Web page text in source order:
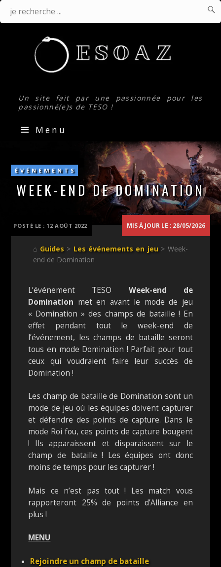
Un site fait par une passionnée pour les
passionné(e)s de TESO !

Menu
ÉVÉNEMENTS
WEEK-END DE DOMINATION
MIS À JOUR LE : 28/05/2026
⌂ Guides > Les événements en jeu> Week-
end de Domination
L’événement TESO Week-end de
Domination met en avant le mode de jeu
« Domination » des champs de bataille ! En
effet pendant tout le week-end de
l’événement, les champs de bataille seront
tous en mode Domination ! Parfait pour tout
ceux qui voudraient faire leur succès de
Domination !
Les champ de bataille de Domination sont un
mode de jeu où les équipes doivent capturer
et défendre des points de capture. Dans le
mode Roi fou, ces points de capture bougent
! Ils apparaissent et disparaissent sur le
champ de bataille ! Les équipes ont donc
moins de temps pour les capturer !
Mais ce n’est pas tout ! Les match vous
rapporteront 25% de points d’Alliance en
plus !
MENU
Rejoindre un champ de bataille
POSTÉ LE : 12 AOÛT 2022